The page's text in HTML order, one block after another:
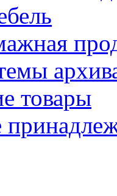
товары